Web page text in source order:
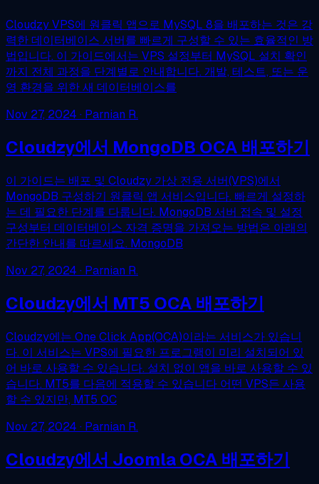
Cloudzy VPS에 원클릭 앱으로 MySQL 8을 배포하는 것은 강
력한 데이터베이스 서버를 빠르게 구성할 수 있는 효율적인 방
법입니다. 이 가이드에서는 VPS 설정부터 MySQL 설치 확인
까지 전체 과정을 단계별로 안내합니다. 개발, 테스트, 또는 운
영 환경을 위한 새 데이터베이스를
Nov 27, 2024 · Parnian R.
Cloudzy에서 MongoDB OCA 배포하기
이 가이드는 배포 및 Cloudzy 가상 전용 서버(VPS)에서
MongoDB 구성하기 원클릭 앱 서비스입니다. 빠르게 설정하
는 데 필요한 단계를 다룹니다. MongoDB 서버 접속 및 설정
구성부터 데이터베이스 자격 증명을 가져오는 방법은 아래의
간단한 안내를 따르세요. MongoDB
Nov 27, 2024 · Parnian R.
Cloudzy에서 MT5 OCA 배포하기
Cloudzy에는 One Click App(OCA)이라는 서비스가 있습니
다. 이 서비스는 VPS에 필요한 프로그램이 미리 설치되어 있
어 바로 사용할 수 있습니다. 설치 없이 앱을 바로 사용할 수 있
습니다. MT5를 다음에 적용할 수 있습니다 어떤 VPS든 사용
할 수 있지만, MT5 OC
Nov 27, 2024 · Parnian R.
Cloudzy에서 Joomla OCA 배포하기